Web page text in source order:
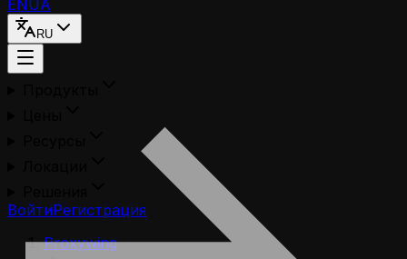
ENUA
RU
ВойтиРегистрация
Proxywing